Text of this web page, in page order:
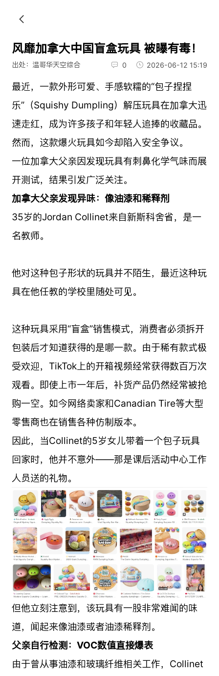
风靡加拿大中国盲盒玩具 被曝有毒！
出处：温哥华天空综合 0 2026-06-12 15:19
最近，一款外形可爱、手感软糯的“包子捏捏
乐”（Squishy Dumpling）解压玩具在加拿大迅
速走红，成为许多孩子和年轻人追捧的收藏品。
然而，这款爆火玩具如今却陷入安全争议。
一位加拿大父亲因发现玩具有刺鼻化学气味而展
开测试，结果引发广泛关注。
加拿大父亲发现异味：像油漆和稀释剂
35岁的Jordan Collinet来自新斯科舍省，是一
名教师。
他对这种包子形状的玩具并不陌生，最近这种玩
具在他任教的学校里随处可见。
这种玩具采用“盲盒”销售模式，消费者必须拆开
包装后才知道获得的是哪一款。由于稀有款式极
受欢迎，TikTok上的开箱视频经常获得数百万次
观看。即使上市一年后，补货产品仍然经常被抢
购一空。如今网络卖家和Canadian Tire等大型
零售商也在销售各种仿制版本。
因此，当Collinet的5岁女儿带着一个包子玩具
回家时，他并不意外——那是课后活动中心工作
人员送的礼物。
但他立刻注意到，该玩具有一股非常难闻的味
道，闻起来像油漆或者油漆稀释剂。
父亲自行检测：VOC数值直接爆表
由于曾从事油漆和玻璃纤维相关工作，Collinet